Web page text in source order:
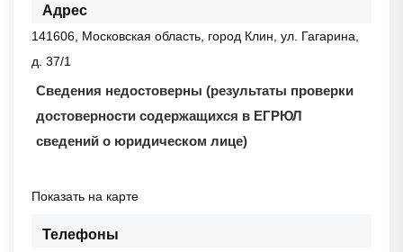
Адрес
141606, Московская область, город Клин, ул. Гагарина,
д. 37/1
Сведения недостоверны (результаты проверки
достоверности содержащихся в ЕГРЮЛ
сведений о юридическом лице)
Показать на карте
Телефоны